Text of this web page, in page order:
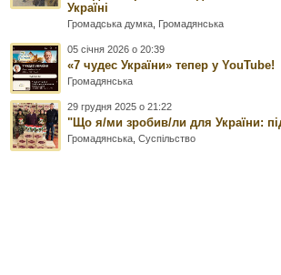
Україні
Громадська думка Громадянська
05 січня 2026 о 20:39
«7 чудес України» тепер у YouTube!
Громадянська
29 грудня 2025 о 21:22
"Що я/ми зробив/ли для України:
Громадянська ,Суспільство